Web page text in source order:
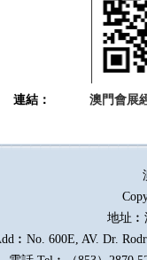
連結： 澳門會展
地址︰
600E, AV. Dr.